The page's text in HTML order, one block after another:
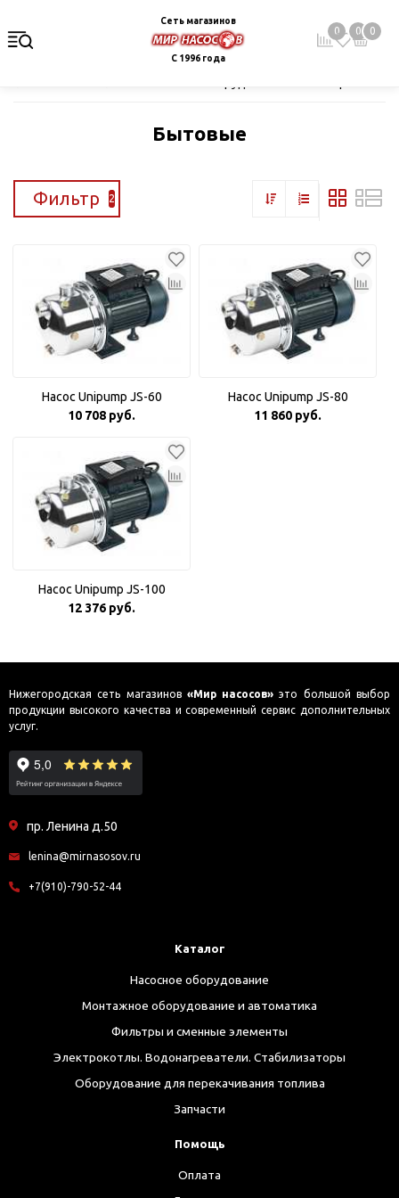
Сеть магазинов
С 1996 года
0 0 0
Бытовые
Фильтр 2
Насос Unipump JS-60
10 708 руб.
Насос Unipump JS-80
11 860 руб.
Насос Unipump JS-100
12 376 руб.
Нижегородская сеть магазинов «Мир насосов» это большой выбор
продукции высокого качества и современный сервис дополнительных
услуг.
пр. Ленина д.50
lenina@mirnasosov.ru
+7(910)-790-52-44
Каталог
Насосное оборудование
Монтажное оборудование и автоматика
Фильтры и сменные элементы
Электрокотлы. Водонагреватели. Стабилизаторы
Оборудование для перекачивания топлива
Запчасти
Помощь
Оплата